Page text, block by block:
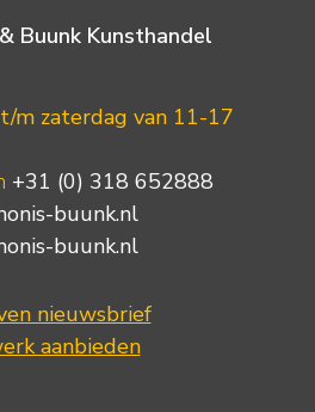
Buunk Kunsthandel
m zaterdag van 11-17
+31 (0) 318 652888
buunk.nl
buunk.nl
nieuwsbrief
aanbieden